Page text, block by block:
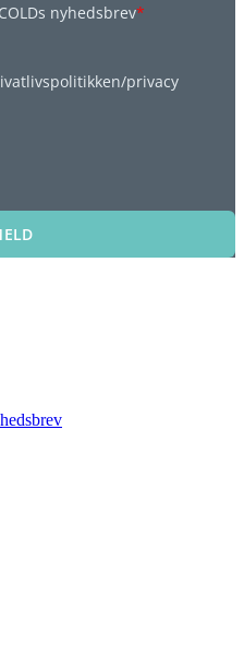
nyhedsbrev*
privacy